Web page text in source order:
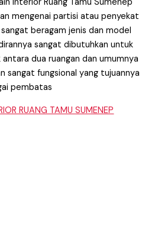
mengenai partisi atau penyekat
beragam jenis dan model
sangat dibutuhkan untuk
dua ruangan dan umumnya
sangat fungsional yang tujuannya
pembatas
RUANG TAMU SUMENEP